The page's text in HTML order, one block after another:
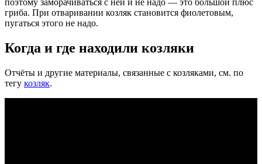
поэтому заморачиваться с ней и не надо — это большой плюс
гриба. При отваривании козляк становится фиолетовым,
пугаться этого не надо.
Когда и где находили козляки
Отчёты и другие материалы, связанные с козляками, см. по
тегу козляк.